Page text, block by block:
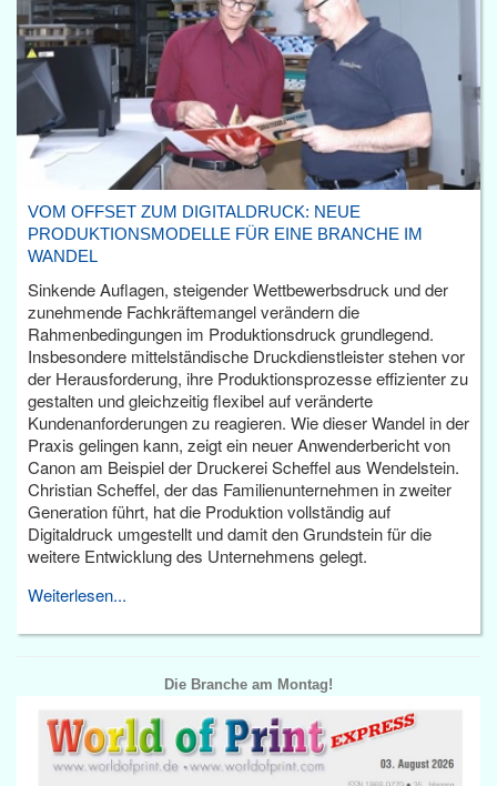
VOM OFFSET ZUM DIGITALDRUCK: NEUE
PRODUKTIONSMODELLE FÜR EINE BRANCHE IM
WANDEL
Sinkende Auflagen, steigender Wettbewerbsdruck und der
zunehmende Fachkräftemangel verändern die
Rahmenbedingungen im Produktionsdruck grundlegend.
Insbesondere mittelständische Druckdienstleister stehen vor
der Herausforderung, ihre Produktionsprozesse effizienter zu
gestalten und gleichzeitig flexibel auf veränderte
Kundenanforderungen zu reagieren. Wie dieser Wandel in der
Praxis gelingen kann, zeigt ein neuer Anwenderbericht von
Canon am Beispiel der Druckerei Scheffel aus Wendelstein.
Christian Scheffel, der das Familienunternehmen in zweiter
Generation führt, hat die Produktion vollständig auf
Digitaldruck umgestellt und damit den Grundstein für die
weitere Entwicklung des Unternehmens gelegt.
Weiterlesen...
Die Branche am Montag!